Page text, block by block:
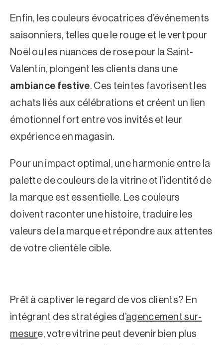
Enfin, les couleurs évocatrices d’événements
saisonniers, telles que le rouge et le vert pour
Noël ou les nuances de rose pour la Saint-
Valentin, plongent les clients dans une
ambiance festive. Ces teintes favorisent les
achats liés aux célébrations et créent un lien
émotionnel fort entre vos invités et leur
expérience en magasin.
Pour un impact optimal, une harmonie entre la
palette de couleurs de la vitrine et l’identité de
la marque est essentielle. Les couleurs
doivent raconter une histoire, traduire les
valeurs de la marque et répondre aux attentes
de votre clientèle cible.
Prêt à captiver le regard de vos clients? En
intégrant des stratégies d’agencement sur-
mesure, votre vitrine peut devenir bien plus